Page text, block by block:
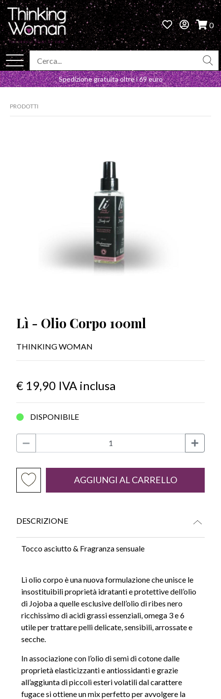
0
Spedizione gratuita oltre i 69 euro
PRODOTTI
Lì - Olio Corpo 100ml
THINKING WOMAN
€ 19,90 IVA inclusa
DISPONIBILE
AGGIUNGI AL CARRELLO
DESCRIZIONE
Tocco asciutto & Fragranza sensuale
Lì olio corpo è una nuova formulazione che unisce le
insostituibili proprietà idratanti e protettive dell’olio
di Jojoba a quelle esclusive dell’olio di ribes nero
ricchissimo di acidi grassi essenziali, omega 3 e 6
utile per trattare pelli delicate, sensibili, arrossate e
secche.
In associazione con l’olio di semi di cotone dalle
proprietà elasticizzanti e antiossidanti e grazie
all’aggiunta di piccoli esteri volatili dal carattere
fugace si ottiene un mix perfetto per avvolgere la